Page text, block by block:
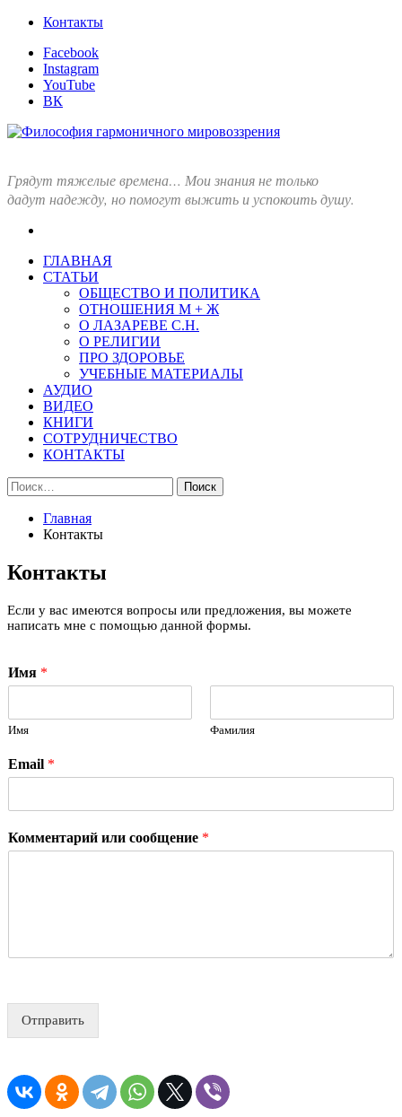
Перейти
комменты
Контакты
Facebook
Instagram
YouTube
ВК
Грядут тяжелые времена… Мои знания не только
дадут надежду, но помогут выжить и успокоить душу.
ГЛАВНАЯ
СТАТЬИ
ОБЩЕСТВО И ПОЛИТИКА
ОТНОШЕНИЯ М + Ж
О ЛАЗАРЕВЕ С.Н.
О РЕЛИГИИ
ПРО ЗДОРОВЬЕ
УЧЕБНЫЕ МАТЕРИАЛЫ
АУДИО
ВИДЕО
КНИГИ
СОТРУДНИЧЕСТВО
КОНТАКТЫ
Найти:
Главная
Контакты
Контакты
Если у вас имеются вопросы или предложения, вы можете
написать мне с помощью данной формы.
Имя *
Имя Фамилия
Email *
Комментарий или сообщение *
Отправить